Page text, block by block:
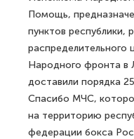
Помощь,
пунктов республики,
Народного фронта в
доставили порядка
Спасибо МЧС,
на территорию
федерации бокса